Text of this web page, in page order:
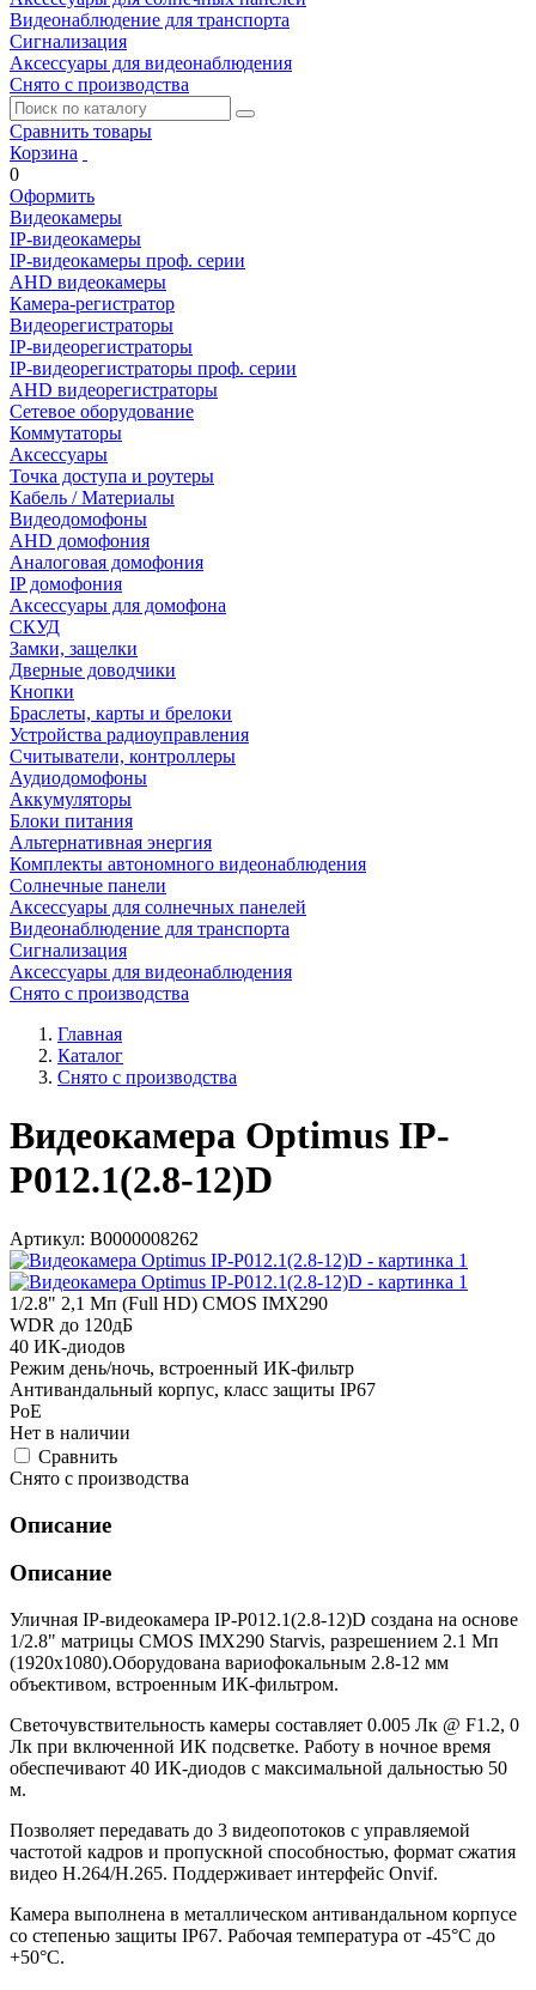
Видеонаблюдение для транспорта
Сигнализация
Аксессуары для видеонаблюдения
Снято с производства
Сравнить товары
Корзина
0
Оформить
Видеокамеры
IP-видеокамеры
IP-видеокамеры проф. серии
AHD видеокамеры
Камера-регистратор
Видеорегистраторы
IP-видеорегистраторы
IP-видеорегистраторы проф. серии
AHD видеорегистраторы
Сетевое оборудование
Коммутаторы
Аксессуары
Точка доступа и роутеры
Кабель / Материалы
Видеодомофоны
AHD домофония
Аналоговая домофония
IP домофония
Аксессуары для домофона
СКУД
Замки, защелки
Дверные доводчики
Кнопки
Браслеты, карты и брелоки
Устройства радиоуправления
Считыватели, контроллеры
Аудиодомофоны
Аккумуляторы
Блоки питания
Альтернативная энергия
Комплекты автономного видеонаблюдения
Солнечные панели
Аксессуары для солнечных панелей
Видеонаблюдение для транспорта
Сигнализация
Аксессуары для видеонаблюдения
Снято с производства
Главная
Каталог
Снято с производства
Видеокамера Optimus IP-
P012.1(2.8-12)D
Артикул: В0000008262
1/2.8" 2,1 Мп (Full HD) CMOS IMX290
WDR до 120дБ
40 ИК-диодов
Режим день/ночь, встроенный ИК-фильтр
Антивандальный корпус, класс защиты IР67
PoE
Нет в наличии
Cравнить
Снято с производства
Описание
Описание
Уличная IP-видеокамера IP-P012.1(2.8-12)D создана на основе
1/2.8" матрицы CMOS IMX290 Starvis, разрешением 2.1 Мп
(1920х1080).Оборудована вариофокальным 2.8-12 мм
объективом, встроенным ИК-фильтром.
Светочувствительность камеры составляет 0.005 Лк @ F1.2, 0
Лк при включенной ИК подсветке. Работу в ночное время
обеспечивают 40 ИК-диодов с максимальной дальностью 50
м.
Позволяет передавать до 3 видеопотоков с управляемой
частотой кадров и пропускной способностью, формат сжатия
видео Н.264/H.265. Поддерживает интерфейс Onvif.
Камера выполнена в металлическом антивандальном корпусе
со степенью защиты IP67. Рабочая температура от -45°С до
+50°С.